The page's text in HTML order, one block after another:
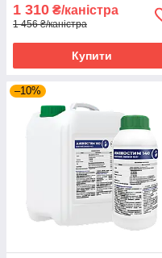
1 310 ₴/каністра
1 456 ₴/каністра
Купити
–10%